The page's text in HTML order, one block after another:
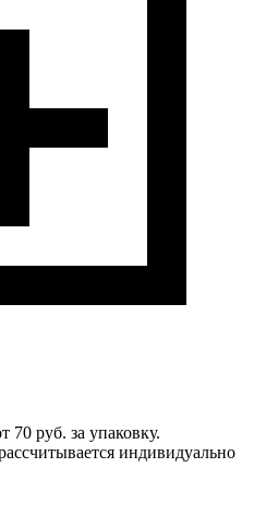
руб. за упаковку.
индивидуально